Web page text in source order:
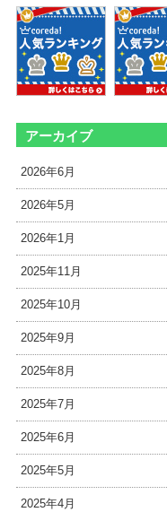
アーカイブ
2026年6月
2026年5月
2026年1月
2025年11月
2025年10月
2025年9月
2025年8月
2025年7月
2025年6月
2025年5月
2025年4月